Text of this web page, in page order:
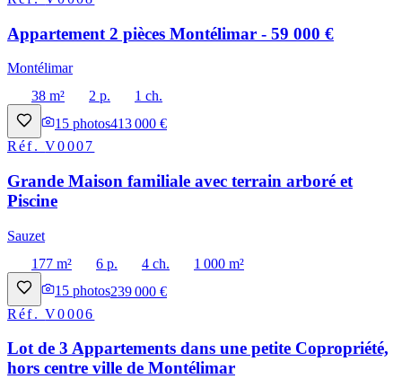
Appartement 2 pièces Montélimar - 59 000 €
Montélimar
38 m²
2 p.
1 ch.
15 photos413 000 €
Réf.V0007
Grande Maison familiale avec terrain arboré et
Piscine
Sauzet
177 m²
6 p. 4 ch.
1 000 m²
15 photos239 000 €
Réf.V0006
Lot de 3 Appartements dans une petite Copropriété,
hors centre ville de Montélimar